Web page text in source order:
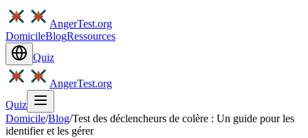
AngerTest.org
DomicileBlogRessources
Quiz
AngerTest.org
Quiz
Domicile/Blog/Test des déclencheurs de colère : Un guide pour les
identifier et les gérer